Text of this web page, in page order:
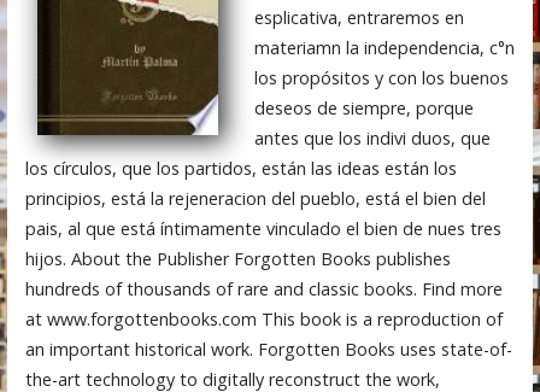
esplicativa, entraremos en
materiamn la independencia, c°n
los propósitos y con los buenos
deseos de siempre, porque
antes que los indivi duos, que
los círculos, que los partidos, están las ideas están los
principios, está la rejeneracion del pueblo, está el bien del
pais, al que está íntimamente vinculado el bien de nues tres
hijos. About the Publisher Forgotten Books publishes
hundreds of thousands of rare and classic books. Find more
at www.forgottenbooks.com This book is a reproduction of
an important historical work. Forgotten Books uses state-of-
the-art technology to digitally reconstruct the work,